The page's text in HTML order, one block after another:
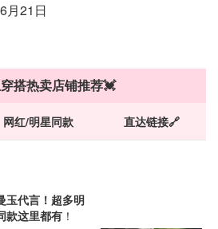
月21日
搭热卖店铺推荐💓
网红/明星同款 直达链接🔗
玉代言！超多明
款这里都有 ！